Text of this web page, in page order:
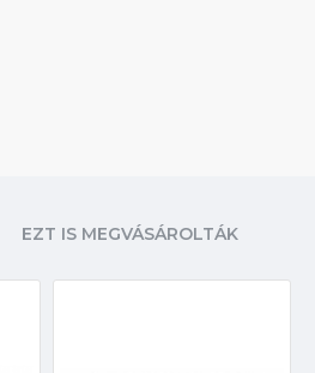
EZT IS MEGVÁSÁROLTÁK